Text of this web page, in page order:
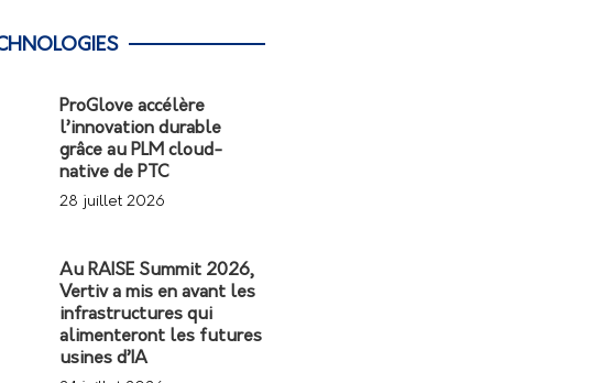
ProGlove accélère
l’innovation durable
grâce au PLM cloud-
native de PTC
28 juillet 2026
Au RAISE Summit 2026,
Vertiv a mis en avant les
infrastructures qui
alimenteront les futures
usines d’IA